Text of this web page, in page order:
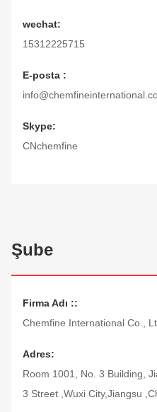
wechat:
15312225715
E-posta :
Skype:
CNchemfine
Şube
Firma Adı ::
Chemfine International Co.,
Adres:
Room 1001, No. 3 Building,
3 Street ,Wuxi City,Jiangsu